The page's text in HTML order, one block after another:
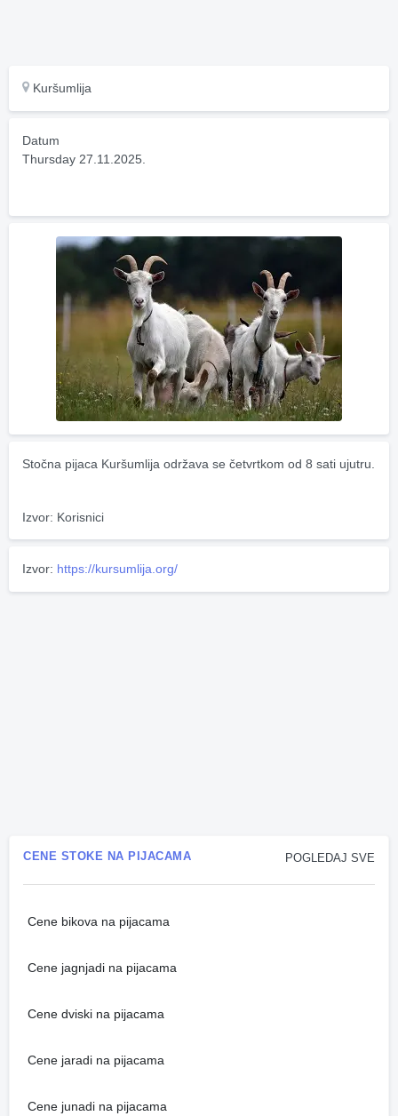
Kuršumlija
Datum
Thursday 27.11.2025.
Stočna pijaca Kuršumlija održava se četvrtkom od 8 sati ujutru.
Izvor: Korisnici
Izvor: https://kursumlija.org/
POGLEDAJ SVE
CENE STOKE NA PIJACAMA
Cene bikova na pijacama
Cene jagnjadi na pijacama
Cene dviski na pijacama
Cene jaradi na pijacama
Cene junadi na pijacama